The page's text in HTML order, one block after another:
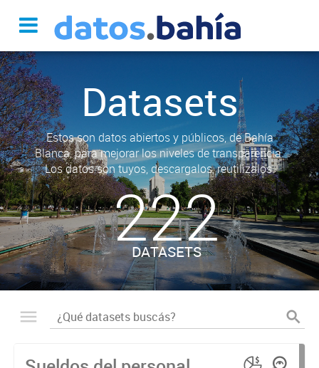
Datasets
Estos son datos abiertos y públicos, de Bahía
Blanca, para mejorar los niveles de transparencia.
Los datos son tuyos, descargalos, reutilizalos.
222
DATASETS